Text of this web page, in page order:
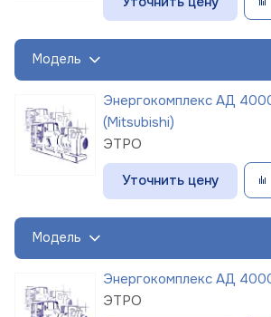
Модель
Энергокомплекс АД
(Mitsubishi)
ЭТРО
Уточнить цену
Модель
Энергокомплекс АД
ЭТРО